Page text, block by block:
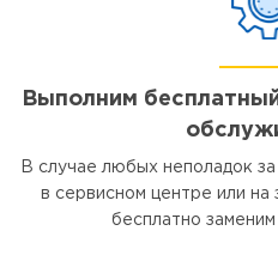
Выполним
В случае любых неполадок
в сервисном центре или на
бесплатно